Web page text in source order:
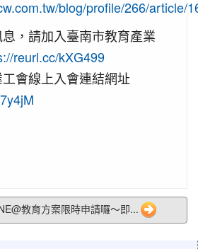
blog/profile/266/article/
，請加入臺南市教育產業
reurl.cc/kXG499
會線上入會連結網址
教育方案限時申請囉～即...